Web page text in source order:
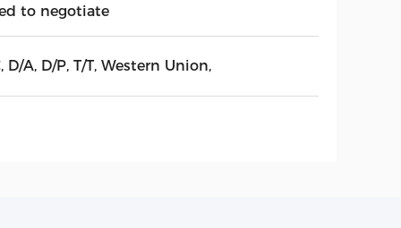
to negotiate
D/A, D/P, T/T, Western Union,